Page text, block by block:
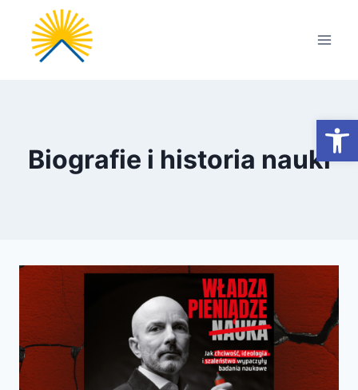
Przejdź
treści
Biografie i historia nauki